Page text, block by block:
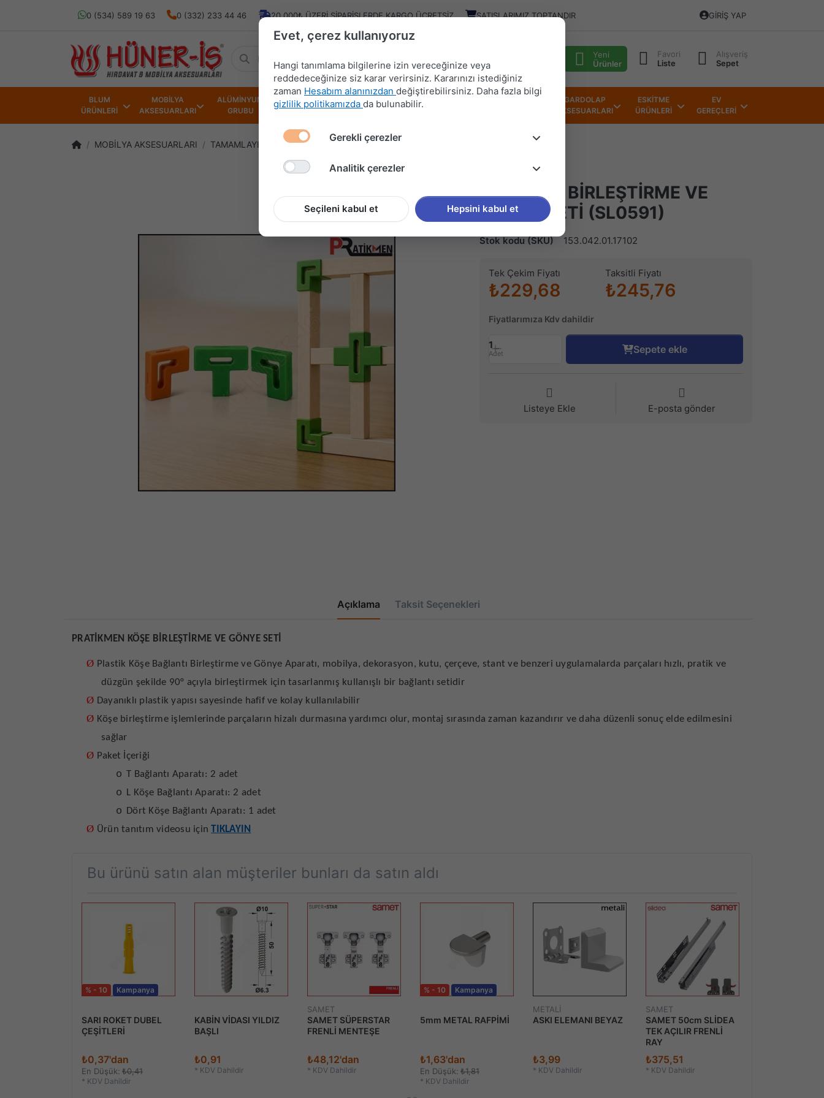
0 (534) 589 19 63 0 (332) 233 44 46 20.000₺ ÜZERI SIPARIŞLERDE KARGO ÜCRETSIZ SATIŞLARIMIZ TOPTANDIR GIRIŞ YAP
Yeni
Ürünler
Favori
Liste
Alışveriş
Sepet
BLUM
ÜRÜNLERİ
MOBİLYA
AKSESUARLARI
ALÜMİNYUM
GRUBU
HIRDAVAT
MALZEMELERİ
MUTFAK
AKSESUARLARI
GARDOLAP
AKSESUARLARI
ESKİTME
ÜRÜNLERİ
EV
GEREÇLERİ
MOBİLYA AKSESUARLARI TAMAMLAYICI ÜRÜNLER PRT KÖŞE BİRLEŞTİRME VE GÖNYE SETİ (SL0591)
PRT KÖŞE BİRLEŞTİRME VE
GÖNYE SETİ (SL0591)
Stok kodu (SKU) 153.042.01.17102
Tek Çekim Fiyatı
₺229,68
Taksitli Fiyatı
₺245,76
Fiyatlarımıza Kdv dahildir
1
Adet Sepete ekle
Listeye Ekle E-posta gönder
Açıklama Taksit Seçenekleri
PRATİKMEN KÖŞE BİRLEŞTİRME VE GÖNYE SETİ
Ø Plastik Köşe Bağlantı Birleştirme ve Gönye Aparatı, mobilya, dekorasyon, kutu, çerçeve, stant ve benzeri uygulamalarda parçaları hızlı, pratik ve
düzgün şekilde 90° açıyla birleştirmek için tasarlanmış kullanışlı bir bağlantı setidir
Ø Dayanıklı plastik yapısı sayesinde hafif ve kolay kullanılabilir
Ø Köşe birleştirme işlemlerinde parçaların hizalı durmasına yardımcı olur, montaj sırasında zaman kazandırır ve daha düzenli sonuç elde edilmesini
sağlar
Ø Paket İçeriği
o T Bağlantı Aparatı: 2 adet
o L Köşe Bağlantı Aparatı: 2 adet
o Dört Köşe Bağlantı Aparatı: 1 adet
Ø Ürün tanıtım videosu içinTIKLAYIN
Bu ürünü satın alan müşteriler bunları da satın aldı
% - 10 Kampanya
SARI ROKET DUBEL
ÇEŞİTLERİ
₺0,37'dan
En Düşük: ₺0,41
* KDV Dahildir
KABİN VİDASI YILDIZ
BAŞLI
₺0,91
* KDV Dahildir
SAMET
SAMET SÜPERSTAR
FRENLİ MENTEŞE
₺48,12'dan
* KDV Dahildir
% - 10 Kampanya
5mm METAL RAFPİMİ
₺1,63'dan
En Düşük: ₺1,81
* KDV Dahildir
METALİ
ASKI ELEMANI BEYAZ
₺3,99
* KDV Dahildir
SAMET
SAMET 50cm SLİDEA
TEK AÇILIR FRENLİ
RAY
₺375,51
* KDV Dahildir
Evet, çerez kullanıyoruz
Hangi tanımlama bilgilerine izin vereceğinize veya
reddedeceğinize siz karar verirsiniz. Kararınızı istediğiniz
zaman Hesabım alanınızdan değiştirebilirsiniz. Daha fazla bilgi
gizlilik politikamızda da bulunabilir.
Gerekli çerezler
Analitik çerezler
Seçileni kabul et Hepsini kabul et